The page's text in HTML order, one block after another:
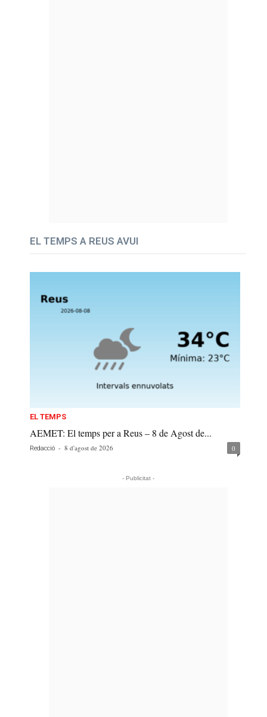
EL TEMPS A REUS AVUI
EL TEMPS
AEMET: El temps per a Reus – 8 de Agost de...
Redacció - 8 d'agost de 2026 0
- Publicitat -